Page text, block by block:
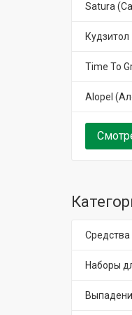
Satura
Кудзитол
Time To
Alopel
Наборы